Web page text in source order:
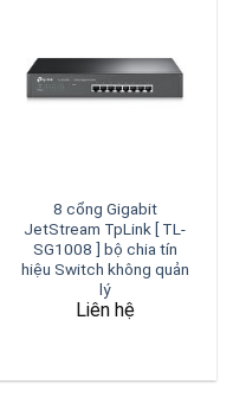
8 cổng Gigabit
JetStream TpLink [ TL-
SG1008 ] bộ chia tín
hiệu Switch không quản
lý
Liên hệ